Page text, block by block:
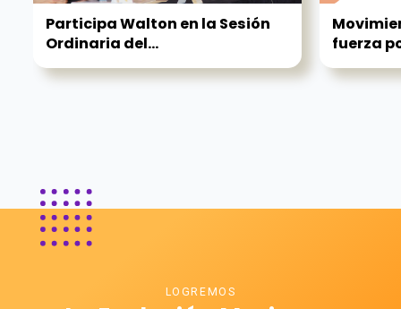
Participa Walton en la Sesión
Ordinaria del...
fuerza
LOGREMOS